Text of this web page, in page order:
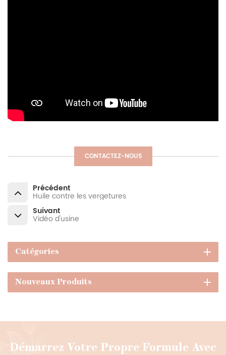
CONTACTEZ-NOUS
Précédent
Huile contre les vergetures
Suivant
Vidéo d'usine
Catégories
Nouveaux Produits
Démarrez Votre Propre Formule Avec